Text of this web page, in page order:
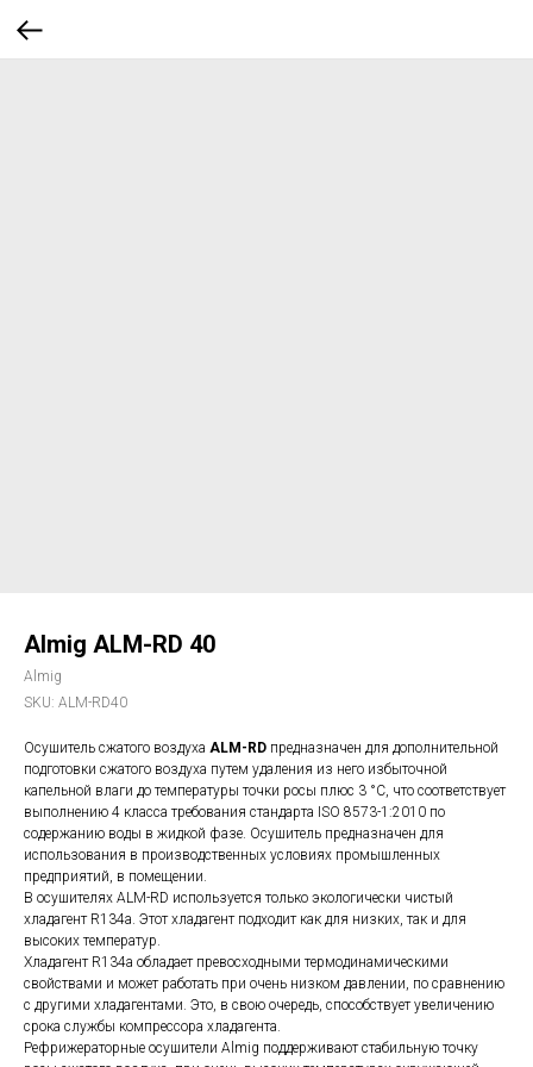
Almig ALM-RD 40
Almig
SKU: ALM-RD40
Осушитель сжатого воздуха ALM-RD предназначен для дополнительной
подготовки сжатого воздуха путем удаления из него избыточной
капельной влаги до температуры точки росы плюс 3 °С, что соответствует
выполнению 4 класса требования стандарта ISO 8573-1:2010 по
содержанию воды в жидкой фазе. Осушитель предназначен для
использования в производственных условиях промышленных
предприятий, в помещении.
В осушителях ALM-RD используется только экологически чистый
хладагент R134a. Этот хладагент подходит как для низких, так и для
высоких температур.
Хладагент R134a обладает превосходными термодинамическими
свойствами и может работать при очень низком давлении, по сравнению
с другими хладагентами. Это, в свою очередь, способствует увеличению
срока службы компрессора хладагента.
Рефрижераторные осушители Almig поддерживают стабильную точку